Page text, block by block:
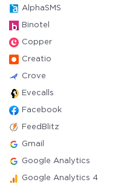
AlphaSMS
Binotel
Copper
Creatio
Crove
Evecalls
Facebook
FeedBlitz
Gmail
Google Analytics
Google Analytics 4